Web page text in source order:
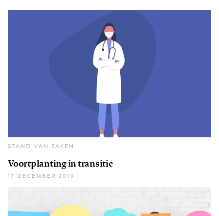
STAND VAN ZAKEN
Voortplanting in transitie
17 DECEMBER 2019